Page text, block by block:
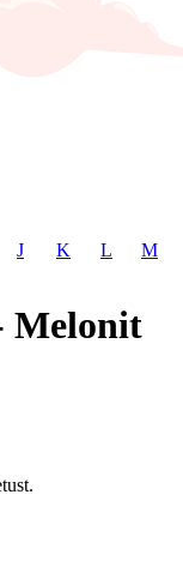
J K L M
Melonit